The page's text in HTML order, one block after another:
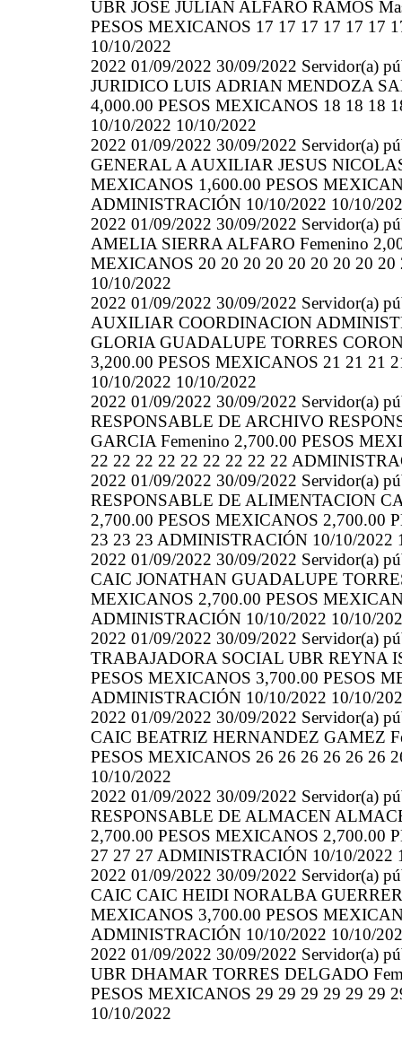
UBR JOSE JULIAN ALFARO RAMOS
PESOS MEXICANOS 17 17 17 17 17 17
10/10/2022
2022 01/09/2022 30/09/2022 Servidor(a)
JURIDICO LUIS ADRIAN MENDOZA
4,000.00 PESOS MEXICANOS 18 18 18
10/10/2022 10/10/2022
2022 01/09/2022 30/09/2022 Servidor(a)
GENERAL A AUXILIAR JESUS
MEXICANOS 1,600.00 PESOS
ADMINISTRACIÓN 10/10/2022 10/10/
2022 01/09/2022 30/09/2022 Servidor(a)
AMELIA SIERRA ALFARO Femenino
MEXICANOS 20 20 20 20 20 20 20 20
10/10/2022
2022 01/09/2022 30/09/2022 Servidor(a)
AUXILIAR COORDINACION
GLORIA GUADALUPE TORRES
3,200.00 PESOS MEXICANOS 21 21 21
10/10/2022 10/10/2022
2022 01/09/2022 30/09/2022 Servidor(a)
RESPONSABLE DE ARCHIVO
GARCIA Femenino 2,700.00 PESOS
22 22 22 22 22 22 22 22 22
2022 01/09/2022 30/09/2022 Servidor(a)
RESPONSABLE DE ALIMENTACION
2,700.00 PESOS MEXICANOS 2,700.00
23 23 23 ADMINISTRACIÓN 10/10/2022
2022 01/09/2022 30/09/2022 Servidor(a)
CAIC JONATHAN GUADALUPE
MEXICANOS 2,700.00 PESOS
ADMINISTRACIÓN 10/10/2022 10/10/
2022 01/09/2022 30/09/2022 Servidor(a)
TRABAJADORA SOCIAL UBR REYNA
PESOS MEXICANOS 3,700.00 PESOS
ADMINISTRACIÓN 10/10/2022 10/10/
2022 01/09/2022 30/09/2022 Servidor(a)
CAIC BEATRIZ HERNANDEZ GAMEZ
PESOS MEXICANOS 26 26 26 26 26 26
10/10/2022
2022 01/09/2022 30/09/2022 Servidor(a)
RESPONSABLE DE ALMACEN
2,700.00 PESOS MEXICANOS 2,700.00
27 27 27 ADMINISTRACIÓN 10/10/2022
2022 01/09/2022 30/09/2022 Servidor(a)
CAIC CAIC HEIDI NORALBA
MEXICANOS 3,700.00 PESOS
ADMINISTRACIÓN 10/10/2022 10/10/
2022 01/09/2022 30/09/2022 Servidor(a)
UBR DHAMAR TORRES DELGADO
PESOS MEXICANOS 29 29 29 29 29 29
10/10/2022